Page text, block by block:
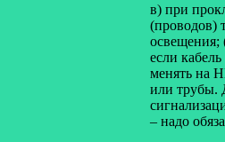
в) при
(проводов)
освещения;
если
менять на
или трубы.
– надо